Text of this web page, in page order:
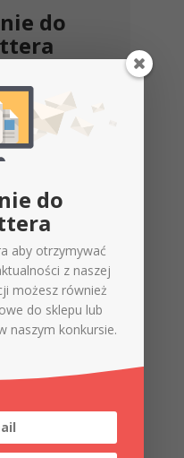
do
i informacje
do
aby otrzymywać
z naszej
możesz również
do sklepu lub
naszym konkursie.